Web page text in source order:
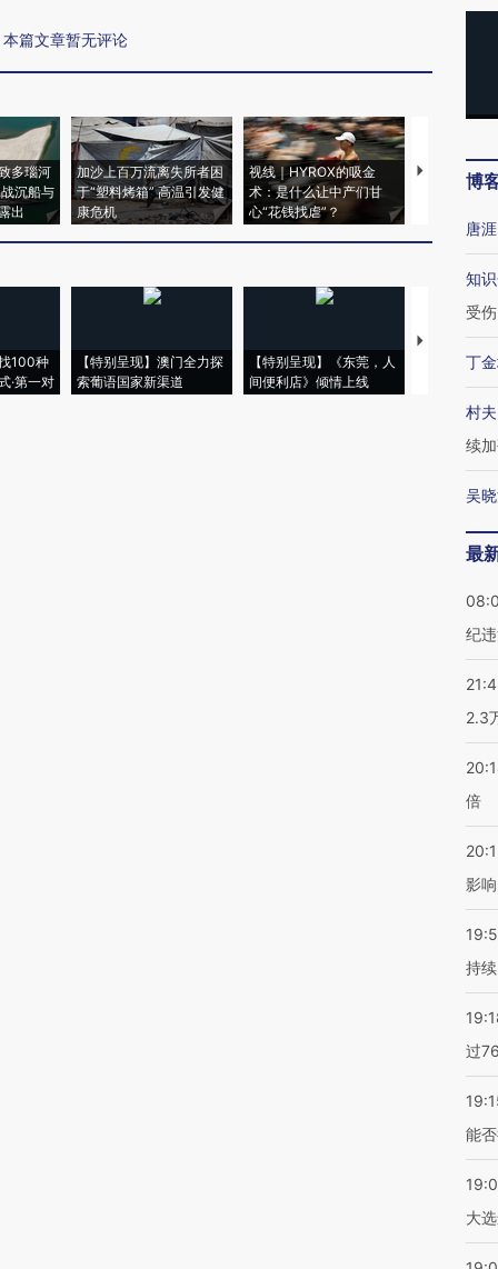
本篇文章暂无评论
多瑙河
沉船与
出
加沙上百万流离失所者困
于“塑料烤箱” 高温引发健
康危机
视线｜HYROX的吸金
术：是什么让中产们甘
心“花钱找虐”？
马航飞行员
粒摇头丸
100种
·第一对
【特别呈现】澳门全力探
索葡语国家新渠道
【特别呈现】《东莞，人
间便利店》倾情上线
【推广】走
会，让数智
博
唐涯
知
受伤
丁
村
续
吴
最
纪
2.3
倍
影
持
过
能
大